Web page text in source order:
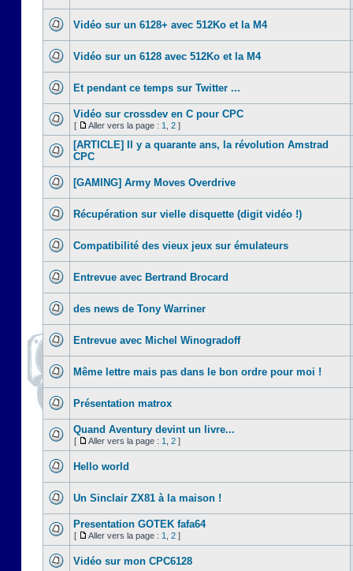
Vidéo sur un 6128+ avec 512Ko et la M4
Vidéo sur un 6128 avec 512Ko et la M4
Et pendant ce temps sur Twitter ...
Vidéo sur crossdev en C pour CPC
[ Aller vers la page : 1 2 ]
[ARTICLE] Il y a quarante ans, la révolution Amstrad
CPC
[GAMING] Army Moves Overdrive
Récupération sur vielle disquette (digit vidéo !)
Compatibilité des vieux jeux sur émulateurs
Entrevue avec Bertrand Brocard
des news de Tony Warriner
Entrevue avec Michel Winogradoff
Même lettre mais pas dans le bon ordre pour moi !
Présentation matrox
Quand Aventury devint un livre...
[ Aller vers la page : 1 2 ]
Hello world
Un Sinclair ZX81 à la maison !
Presentation GOTEK fafa64
[ Aller vers la page : 1 2 ]
Vidéo sur mon CPC6128